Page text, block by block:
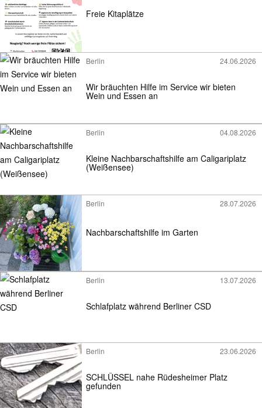
Freie Kitaplätze
Berlin 24.06.2026
Wir bräuchten Hilfe im Service wir bieten
Wein und Essen an
Berlin 04.08.2026
Kleine Nachbarschaftshilfe am Caligariplatz
(Weißensee)
Berlin 28.07.2026
Nachbarschaftshilfe im Garten
Berlin 13.07.2026
Schlafplatz während Berliner CSD
Berlin 23.06.2026
SCHLÜSSEL nahe Rüdesheimer Platz
gefunden